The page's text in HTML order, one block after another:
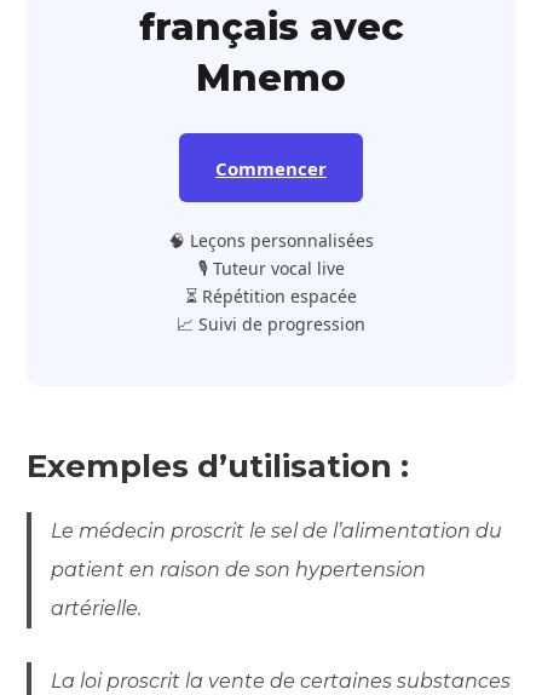
français avec
Mnemo
Commencer
🧠 Leçons personnalisées
🎙️ Tuteur vocal live
⏳ Répétition espacée
📈 Suivi de progression
Exemples d’utilisation :
Le médecin proscrit le sel de l’alimentation du
patient en raison de son hypertension
artérielle.
La loi proscrit la vente de certaines substances